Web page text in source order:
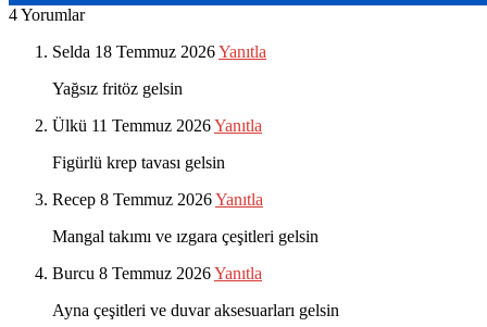
4 Yorumlar
Selda 18 Temmuz 2026Yanıtla
Yağsız fritöz gelsin
Ülkü 11 Temmuz 2026Yanıtla
Figürlü krep tavası gelsin
Recep 8 Temmuz 2026Yanıtla
Mangal takımı ve ızgara çeşitleri gelsin
Burcu 8 Temmuz 2026Yanıtla
Ayna çeşitleri ve duvar aksesuarları gelsin